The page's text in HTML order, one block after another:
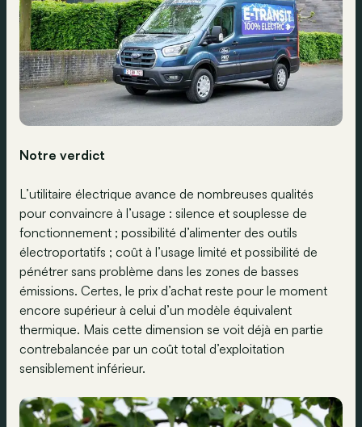
Notre verdict
L’utilitaire électrique avance de nombreuses qualités
pour convaincre à l’usage : silence et souplesse de
fonctionnement ; possibilité d’alimenter des outils
électroportatifs ; coût à l’usage limité et possibilité de
pénétrer sans problème dans les zones de basses
émissions. Certes, le prix d’achat reste pour le moment
encore supérieur à celui d’un modèle équivalent
thermique. Mais cette dimension se voit déjà en partie
contrebalancée par un coût total d’exploitation
sensiblement inférieur.